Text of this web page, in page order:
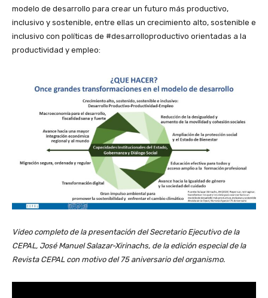
modelo de desarrollo para crear un futuro más productivo,
inclusivo y sostenible, entre ellas un crecimiento alto, sostenible e
inclusivo con políticas de #desarrolloproductivo orientadas a la
productividad y empleo:
Video completo de la presentación del Secretario Ejecutivo de la
CEPAL, José Manuel Salazar-Xirinachs, de la edición especial de la
Revista CEPAL con motivo del 75 aniversario del organismo.